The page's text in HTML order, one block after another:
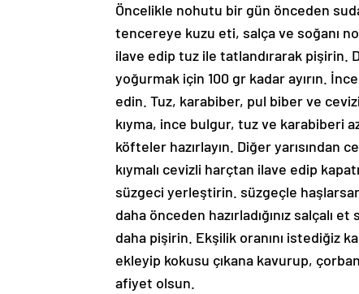
Öncelikle nohutu bir gün önceden
tencereye kuzu eti, salça ve soğanı
ilave edip tuz ile tatlandırarak pişirin.
yoğurmak için 100 gr kadar ayırın.
edin. Tuz, karabiber, pul biber ve cevizi
kıyma, ince bulgur, tuz ve karabiberi
köfteler hazırlayın. Diğer yarısından
kıymalı cevizli harçtan ilave edip
süzgeci yerleştirin. süzgeçle
daha önceden hazırladığınız salçalı
daha pişirin. Ekşilik oranını istediğiz
ekleyip kokusu çıkana kavurup,
afiyet olsun.